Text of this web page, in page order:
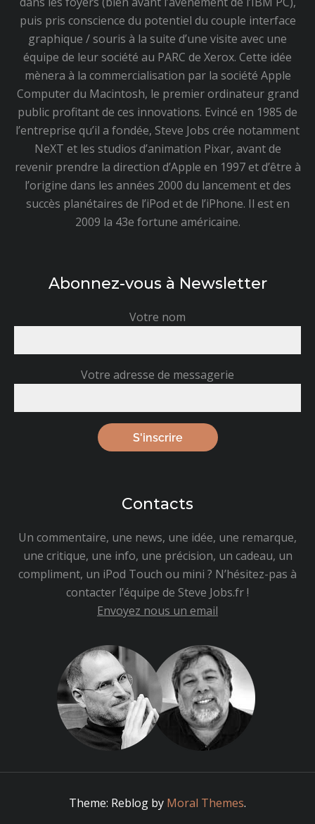
puis pris conscience du potentiel du couple interface
graphique / souris à la suite d’une visite avec une
équipe de leur société au PARC de Xerox. Cette idée
mènera à la commercialisation par la société Apple
Computer du Macintosh, le premier ordinateur grand
public profitant de ces innovations. Evincé en 1985 de
l’entreprise qu’il a fondée, Steve Jobs crée notamment
NeXT et les studios d’animation Pixar, avant de
revenir prendre la direction d’Apple en 1997 et d’être à
l’origine dans les années 2000 du lancement et des
succès planétaires de l’iPod et de l’iPhone. Il est en
2009 la 43e fortune américaine.
Abonnez-vous à Newsletter
Votre nom
Votre adresse de messagerie
Contacts
Un commentaire, une news, une idée, une remarque,
une critique, une info, une précision, un cadeau, un
compliment, un iPod Touch ou mini ? N’hésitez-pas à
contacter l’équipe de Steve Jobs.fr !
Envoyez nous un email
Theme: Reblog by Moral Themes.